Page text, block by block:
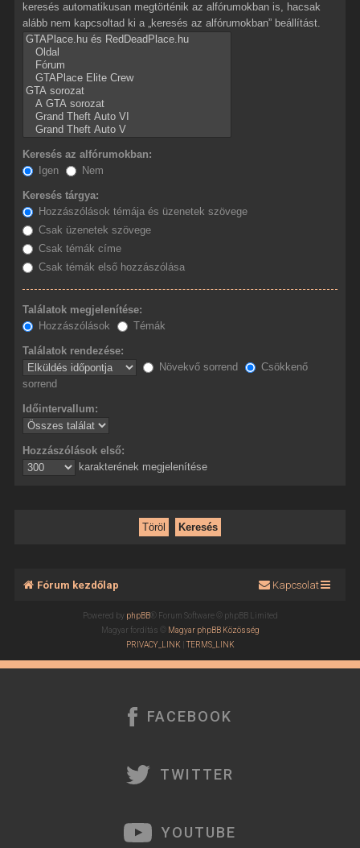
keresés automatikusan megtörténik az alfórumokban is, hacsak
alább nem kapcsoltad ki a „keresés az alfórumokban” beállítást.
Keresés az alfórumokban:
Igen
Nem
Keresés tárgya:
Hozzászólások témája és üzenetek szövege
Csak üzenetek szövege
Csak témák címe
Csak témák első hozzászólása
Találatok megjelenítése:
Hozzászólások
Témák
Találatok rendezése:
Növekvő sorrend
Csökkenő
sorrend
Időintervallum:
Hozzászólások első:
karakterének megjelenítése
Fórum kezdőlap Kapcsolat
Powered by phpBB® Forum Software © phpBB Limited
Magyar fordítás © Magyar phpBB Közösség
PRIVACY_LINK|TERMS_LINK
FACEBOOK
TWITTER
YOUTUBE